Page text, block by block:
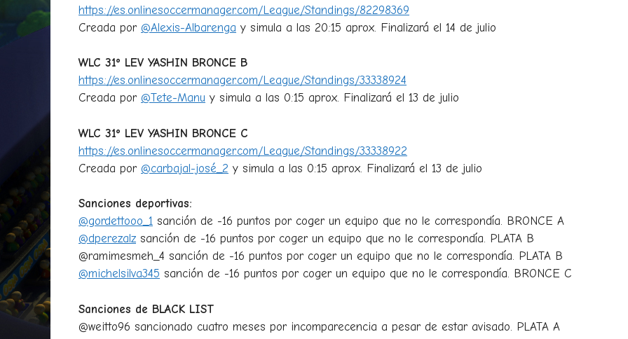
https://es.onlinesoccermanager.com/League/Standings/82298369
Creada por @Alexis-Albarenga y simula a las 20:15 aprox. Finalizará el 14 de julio
WLC 31º LEV YASHIN BRONCE B
https://es.onlinesoccermanager.com/League/Standings/33338924
Creada por @Tete-Manu y simula a las 0:15 aprox. Finalizará el 13 de julio
WLC 31º LEV YASHIN BRONCE C
https://es.onlinesoccermanager.com/League/Standings/33338922
Creada por @carbajal-josé_2 y simula a las 0:15 aprox. Finalizará el 13 de julio
Sanciones deportivas:
@gordettooo_1 sanción de -16 puntos por coger un equipo que no le correspondía. BRONCE A
@dperezalz sanción de -16 puntos por coger un equipo que no le correspondía. PLATA B
@ramimesmeh_4 sanción de -16 puntos por coger un equipo que no le correspondía. PLATA B
@michelsilva345 sanción de -16 puntos por coger un equipo que no le correspondía. BRONCE C
Sanciones de BLACK LIST
@weitto96 sancionado cuatro meses por incomparecencia a pesar de estar avisado. PLATA A